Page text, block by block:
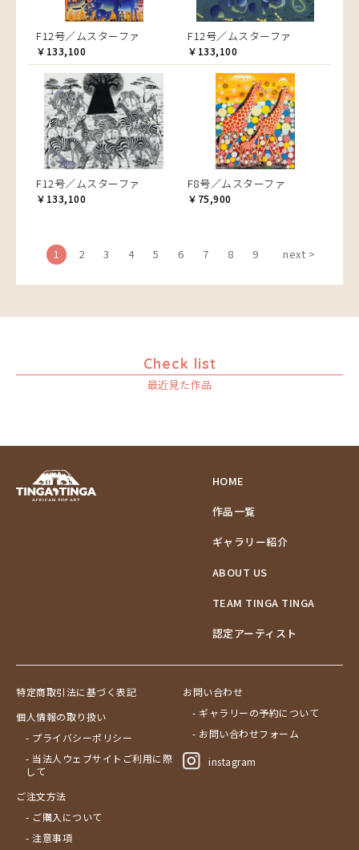
F12号／ムスターファ
￥133,100
F12号／ムスターファ
￥133,100
F12号／ムスターファ
￥133,100
F8号／ムスターファ
￥75,900
1 2 3 4 5 6 7 8 9 next >
Check list
最近見た作品
HOME
作品一覧
ギャラリー紹介
ABOUT US
TEAM TINGA TINGA
認定アーティスト
特定商取引法に基づく表記
個人情報の取り扱い
- プライバシーポリシー
- 当法人ウェブサイトご利用に際
して
ご注文方法
- ご購入について
- 注意事項
お問い合わせ
- ギャラリーの予約について
- お問い合わせフォーム
instagram